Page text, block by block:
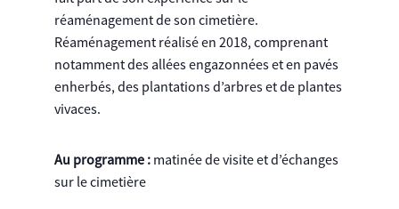
réaménagement de son cimetière.
Réaménagement réalisé en 2018, comprenant
notamment des allées engazonnées et en pavés
enherbés, des plantations d’arbres et de plantes
vivaces.
Au programme : matinée de visite et d’échanges
sur le cimetière